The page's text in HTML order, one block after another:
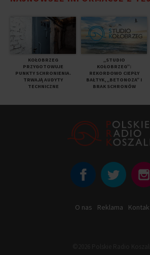
KOŁOBRZEG
PRZYGOTOWUJE
PUNKTY SCHRONIENIA.
TRWAJĄ AUDYTY
TECHNICZNE
„STUDIO
KOŁOBRZEG”:
REKORDOWO CIEPŁY
BAŁTYK, „BETONOZA” I
BRAK SCHRONÓW
O nas Reklama